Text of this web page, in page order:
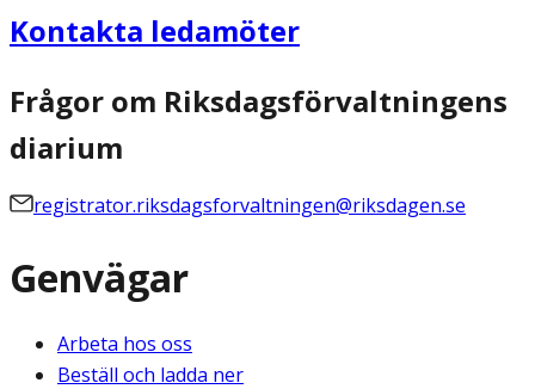
Kontakta ledamöter
Frågor om Riksdagsförvaltningens
diarium
registrator.riksdagsforvaltningen@riksdagen.se
Genvägar
Arbeta hos oss
Beställ och ladda ner